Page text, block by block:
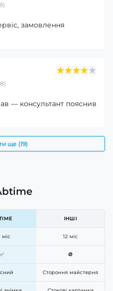
замовлення
— консультант пояснив
ще (19)
ІНШІ
міс 12 міс
✅ 🚫
Стороння майстерня